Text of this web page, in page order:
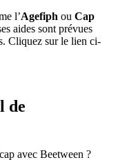
l’Agefiph ou Cap
aides sont prévues
Cliquez sur le lien ci-
de
avec Beetween ?